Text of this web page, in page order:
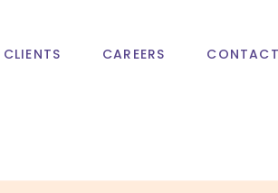
CLIENTS CAREERS